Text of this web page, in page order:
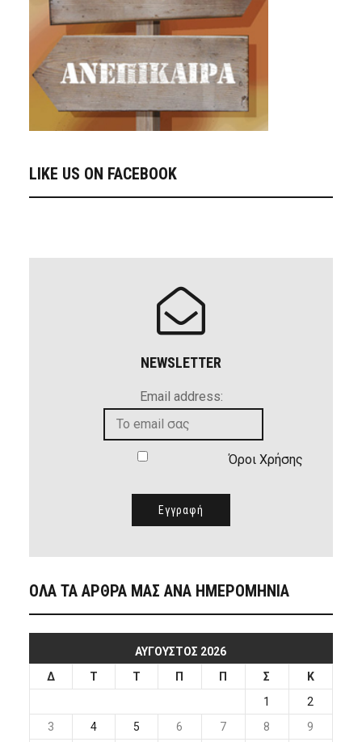
LIKE US ON FACEBOOK
NEWSLETTER
Email address:
Όροι Χρήσης
ΟΛΑ ΤΑ ΑΡΘΡΑ ΜΑΣ ΑΝΑ ΗΜΕΡΟΜΗΝΙΑ
ΑΎΓΟΥΣΤΟΣ 2026
Δ
Τ Τ Π Π Σ
Κ
1
2
3
4 5 6 7 8 9